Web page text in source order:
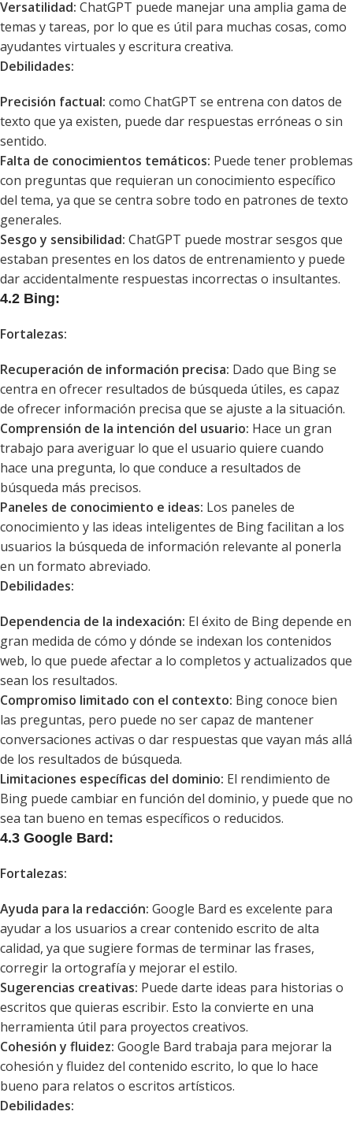
Versatilidad: ChatGPT puede manejar una amplia gama de
temas y tareas, por lo que es útil para muchas cosas, como
ayudantes virtuales y escritura creativa.
Debilidades:
Precisión factual: como ChatGPT se entrena con datos de
texto que ya existen, puede dar respuestas erróneas o sin
sentido.
Falta de conocimientos temáticos: Puede tener problemas
con preguntas que requieran un conocimiento específico
del tema, ya que se centra sobre todo en patrones de texto
generales.
Sesgo y sensibilidad: ChatGPT puede mostrar sesgos que
estaban presentes en los datos de entrenamiento y puede
dar accidentalmente respuestas incorrectas o insultantes.
4.2 Bing:
Fortalezas:
Recuperación de información precisa: Dado que Bing se
centra en ofrecer resultados de búsqueda útiles, es capaz
de ofrecer información precisa que se ajuste a la situación.
Comprensión de la intención del usuario: Hace un gran
trabajo para averiguar lo que el usuario quiere cuando
hace una pregunta, lo que conduce a resultados de
búsqueda más precisos.
Paneles de conocimiento e ideas: Los paneles de
conocimiento y las ideas inteligentes de Bing facilitan a los
usuarios la búsqueda de información relevante al ponerla
en un formato abreviado.
Debilidades:
Dependencia de la indexación: El éxito de Bing depende en
gran medida de cómo y dónde se indexan los contenidos
web, lo que puede afectar a lo completos y actualizados que
sean los resultados.
Compromiso limitado con el contexto: Bing conoce bien
las preguntas, pero puede no ser capaz de mantener
conversaciones activas o dar respuestas que vayan más allá
de los resultados de búsqueda.
Limitaciones específicas del dominio: El rendimiento de
Bing puede cambiar en función del dominio, y puede que no
sea tan bueno en temas específicos o reducidos.
4.3 Google Bard:
Fortalezas:
Ayuda para la redacción: Google Bard es excelente para
ayudar a los usuarios a crear contenido escrito de alta
calidad, ya que sugiere formas de terminar las frases,
corregir la ortografía y mejorar el estilo.
Sugerencias creativas: Puede darte ideas para historias o
escritos que quieras escribir. Esto la convierte en una
herramienta útil para proyectos creativos.
Cohesión y fluidez: Google Bard trabaja para mejorar la
cohesión y fluidez del contenido escrito, lo que lo hace
bueno para relatos o escritos artísticos.
Debilidades: